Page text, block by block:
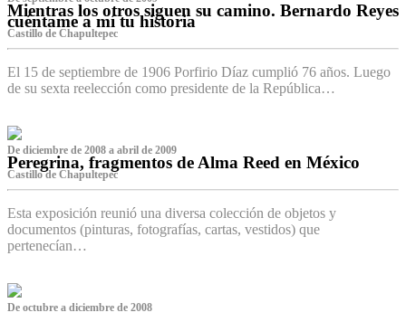
Mientras los otros siguen su camino. Bernardo Reyes
cuéntame a mí tu historia
Castillo de Chapultepec
El 15 de septiembre de 1906 Porfirio Díaz cumplió 76 años. Luego
de su sexta reelección como presidente de la República…
De diciembre de 2008 a abril de 2009
Peregrina, fragmentos de Alma Reed en México
Castillo de Chapultepec
Esta exposición reunió una diversa colección de objetos y
documentos (pinturas, fotografías, cartas, vestidos) que
pertenecían…
De octubre a diciembre de 2008